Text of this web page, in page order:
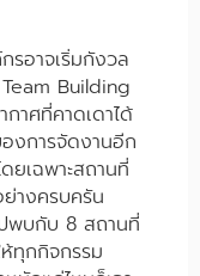
าจเริ่มกังวล
Building
าศที่คาดเดาได้
งการจัดงานอีก
ยเฉพาะสถานที่
างครบครัน
พบกับ 8 สถานที่
ทุกกิจกรรม